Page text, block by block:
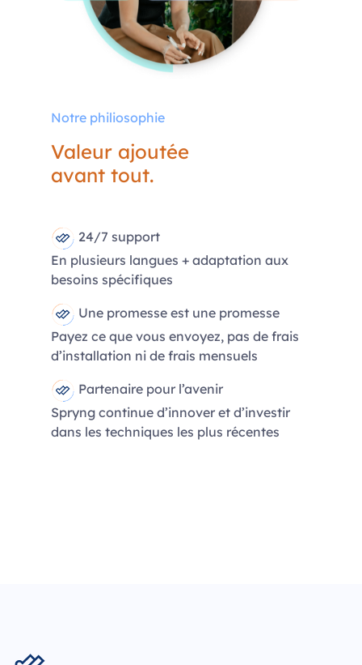
Notre philiosophie
Valeur ajoutée
avant tout.
24/7 support
En plusieurs langues + adaptation aux
besoins spécifiques
Une promesse est une promesse
Payez ce que vous envoyez, pas de frais
d’installation ni de frais mensuels
Partenaire pour l’avenir
Spryng continue d’innover et d’investir
dans les techniques les plus récentes